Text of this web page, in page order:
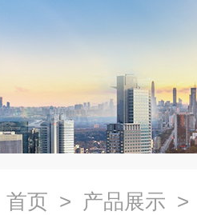
首页 > 产品展示